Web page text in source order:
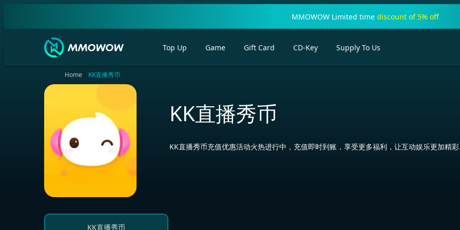
MMOWOW Limited time discount of 5% off
Top Up Game Gift Card CD-Key Supply To Us
Home KK直播秀币
KK直播秀币
KK直播秀币充值优惠活动火热进行中，充值即时到账，享受更多福利，让互动娱乐更加精
KK直播秀币